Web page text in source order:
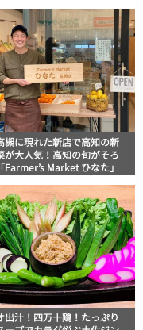
槻に現れた新店で高知の新
が大人気！高知の旬がそろ
Farmer’s Market ひなた」
出汁！四万十鶏！たっぷり